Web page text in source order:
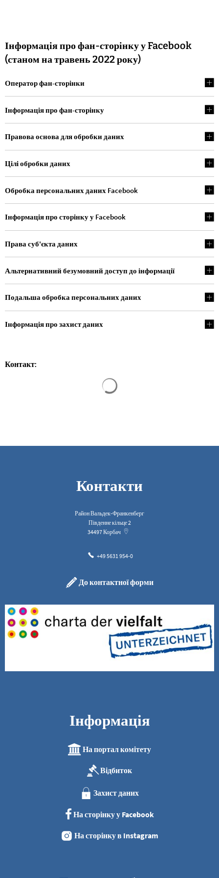
Інформація про фан-сторінку у Facebook
(станом на травень 2022 року)
Оператор фан-сторінки
Інформація про фан-сторінку
Правова основа для обробки даних
Цілі обробки даних
Обробка персональних даних Facebook
Інформація про сторінку у Facebook
Права суб'єкта даних
Альтернативний безумовний доступ до інформації
Подальша обробка персональних даних
Інформація про захист даних
Контакт:
Контакти
Район Вальдек-Франкенберг
Південне кільце 2
34497Корбач
+49 5631 954-0
До контактної форми
Інформація
На портал комітету
Відбиток
Захист даних
На сторінку у Facebook
На сторінку в Instagram